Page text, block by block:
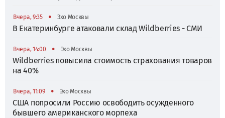
Вчера, 9:35 • Эхо Москвы
В Екатеринбурге атаковали склад Wildberries - СМИ
Вчера, 14:00 • Эхо Москвы
Wildberries повысила стоимость страхования товаров
на 40%
Вчера, 11:09 • Эхо Москвы
США попросили Россию освободить осужденного
бывшего американского морпеха